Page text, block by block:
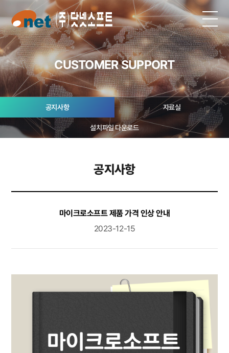
CUSTOMER SUPPORT
공지사항 자료실
설치파일 다운로드
공지사항
마이크로소프트 제품 가격 인상 안내
2023-12-15